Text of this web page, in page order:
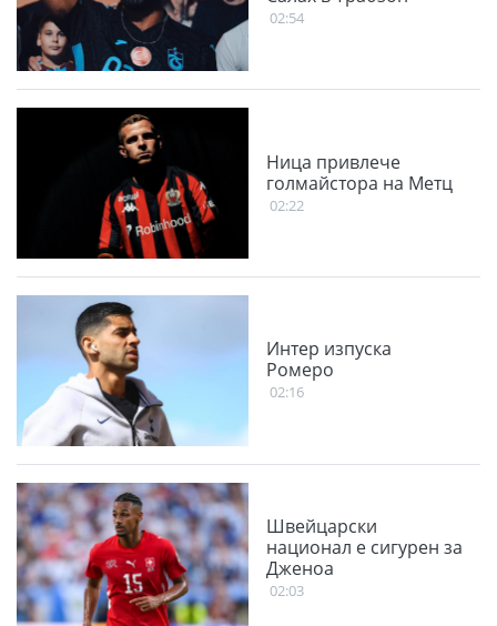
02:54
Ница привлече
голмайстора на Метц
02:22
Интер изпуска
Ромеро
02:16
Швейцарски
национал е сигурен за
Дженоа
02:03